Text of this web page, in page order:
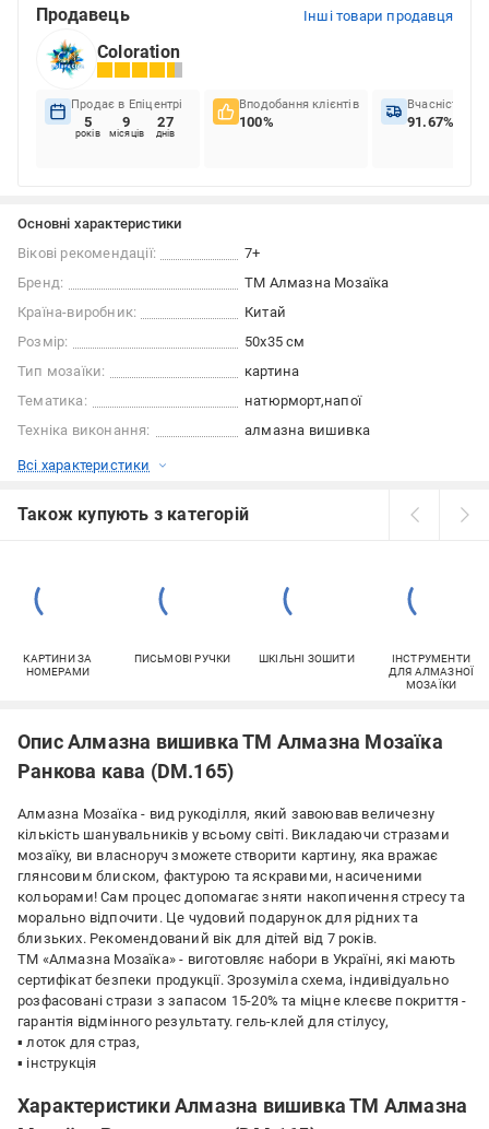
Продавець Інші товари продавця
Coloration
Продає в Епіцентрі
5
років
9
місяців
27
днів
Вподобання клієнтів
100%
Вчасність
91.67%
Основні характеристики
Вікові рекомендації:
7+
Бренд:
ТМ Алмазна Мозаїка
Країна-виробник:
Китай
Розмір:
50х35 см
Тип мозаїки:
картина
Тематика:
натюрморт напої
Техніка виконання:
алмазна вишивка
Всі характеристики
Також купують з категорій
КАРТИНИ ЗА
НОМЕРАМИ
ПИСЬМОВІ РУЧКИ ШКІЛЬНІ ЗОШИТИ
ІНСТРУМЕНТИ
ДЛЯ АЛМАЗНОЇ
МОЗАЇКИ
Опис Алмазна вишивка ТМ Алмазна Мозаїка
Ранкова кава (DM.165)
Алмазна Мозаїка - вид рукоділля, який завоював величезну
кількість шанувальників у всьому світі. Викладаючи стразами
мозаїку, ви власноруч зможете створити картину, яка вражає
глянсовим блиском, фактурою та яскравими, насиченими
кольорами! Сам процес допомагає зняти накопичення стресу та
морально відпочити. Це чудовий подарунок для рідних та
близьких. Рекомендований вік для дітей від 7 років.
ТМ «Алмазна Мозаїка» - виготовляє набори в Україні, які мають
сертифікат безпеки продукції. Зрозуміла схема, індивідуально
розфасовані стрази з запасом 15-20% та міцне клеєве покриття -
гарантія відмінного результату. гель-клей для стілусу,
▪️ лоток для страз,
▪️ інструкція
Характеристики Алмазна вишивка ТМ Алмазна